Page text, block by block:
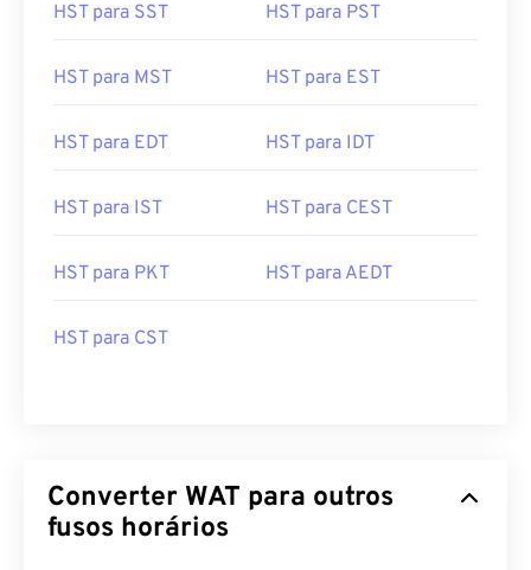
HST para SST HST para PST
HST para MST HST para EST
HST para EDT HST para IDT
HST para IST HST para CEST
HST para PKT HST para AEDT
HST para CST
Converter WAT para outros
fusos horários